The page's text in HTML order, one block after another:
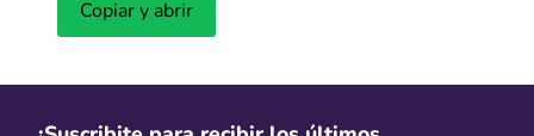
CSI
Copiar y abrir